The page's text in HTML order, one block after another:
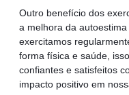
Outro benefício dos
a melhora da
exercitamos
forma física e saúde,
confiantes e satisfeitos
impacto positivo em